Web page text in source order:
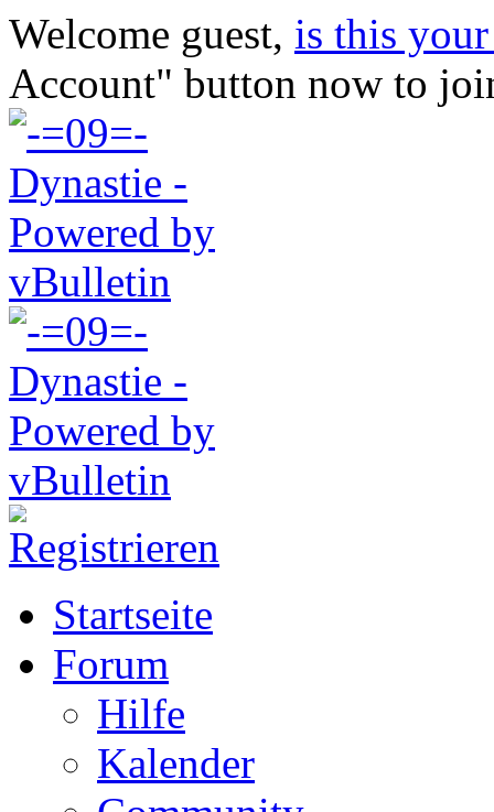
Welcome guest, is this
Account" button now to
Startseite
Forum
Hilfe
Kalender